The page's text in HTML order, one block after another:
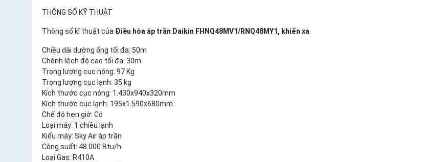
THÔNG SỐ KỸ THUẬT
Thông số kĩ thuật của Điều hòa áp trần Daikin FHNQ48MV1/RNQ48MY1, khiển xa
Chiều dài dường ống tối đa: 50m
Chênh lệch độ cao tối đa: 30m
Trọng lượng cục nóng: 97 Kg
Trọng lượng cục lạnh: 35 kg
Kích thước cục nóng: 1.430x940x320mm
Kích thước cục lạnh: 195x1.590x680mm
Chế độ hẹn giờ: Có
Loại máy: 1 chiều lạnh
Kiểu máy: Sky Air áp trần
Công suất: 48.000 Btu/h
Loại Gas: R410A